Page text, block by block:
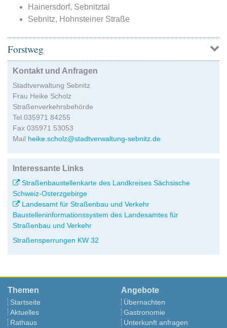
Hainersdorf, Sebnitztal
Sebnitz, Hohnsteiner Straße
Forstweg
Kontakt und Anfragen
Stadtverwaltung Sebnitz
Frau Heike Scholz
Straßenverkehrsbehörde
Tel.035971 84255
Fax 035971 53053
Mail heike.scholz@stadtverwaltung-sebnitz.de
Interessante Links
Straßenbaustellenkarte des Landkreises Sächsische
Schweiz-Osterzgebirge
Landesamt für Straßenbau und Verkehr
Baustelleninformationssystem des Landesamtes für
Straßenbau und Verkehr
Straßensperrungen KW 32
Themen
Startseite
Aktuelles
Rathaus
Angebote
Übernachten
Gastronomie
Unterkunft anfragen